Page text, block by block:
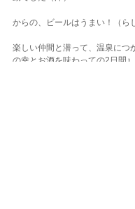
からの、ビールはうまい！（ら
楽しい仲間と潜って、温泉につ
の幸とお酒を味わっての2日間♪